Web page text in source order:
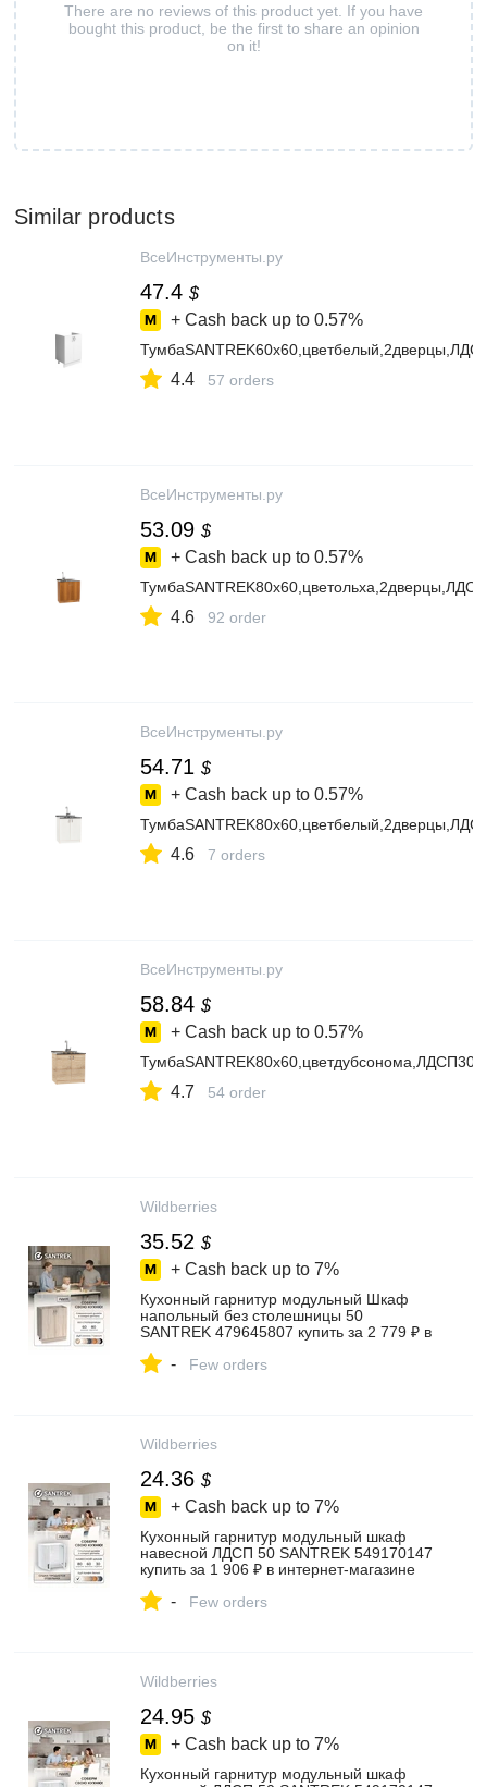
There are no reviews of this product yet. If you have
bought this product, be the first to share an opinion
on it!
Similar products
ВсеИнструменты.ру
47.4 $
+ Cash back up to 0.57%
4.4 57 orders
ВсеИнструменты.ру
53.09 $
+ Cash back up to 0.57%
4.6 92 order
ВсеИнструменты.ру
54.71 $
+ Cash back up to 0.57%
4.6 7 orders
ВсеИнструменты.ру
58.84 $
+ Cash back up to 0.57%
4.7 54 order
Wildberries
35.52 $
+ Cash back up to 7%
Кухонный гарнитур модульный Шкаф
напольный без столешницы 50
SANTREK 479645807 купить за 2 779 ₽ в
- Few orders
Wildberries
24.36 $
+ Cash back up to 7%
Кухонный гарнитур модульный шкаф
навесной ЛДСП 50 SANTREK 549170147
купить за 1 906 ₽ в интернет‑магазине
- Few orders
Wildberries
24.95 $
+ Cash back up to 7%
Кухонный гарнитур модульный шкаф